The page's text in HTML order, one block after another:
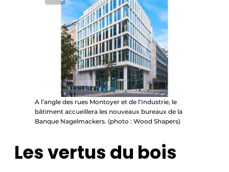
A l’angle des rues Montoyer et de l’Industrie, le
bâtiment accueillera les nouveaux bureaux de la
Banque Nagelmackers. (photo : Wood Shapers)
Les vertus du bois